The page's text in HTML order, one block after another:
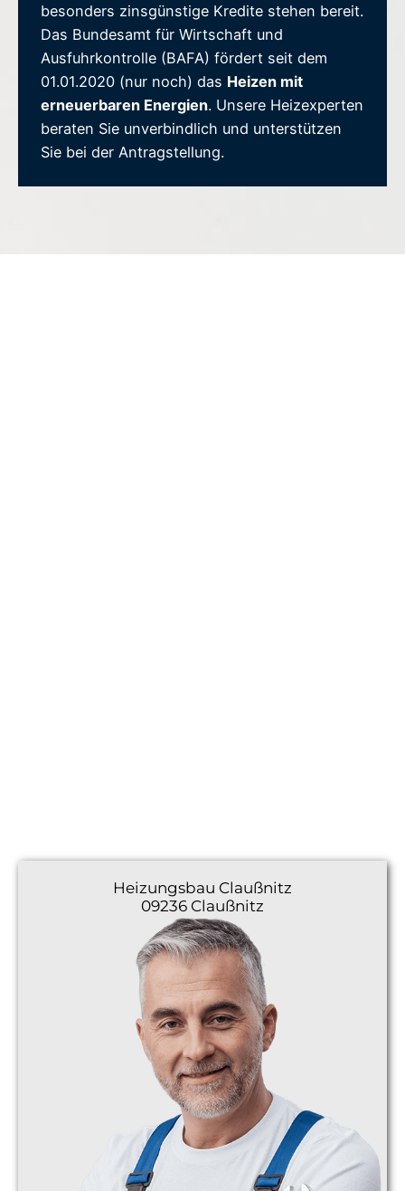
besonders zinsgünstige Kredite stehen bereit.
Das Bundesamt für Wirtschaft und
Ausfuhrkontrolle (BAFA) fördert seit dem
01.01.2020 (nur noch) das Heizen mit
erneuerbaren Energien. Unsere Heizexperten
beraten Sie unverbindlich und unterstützen
Sie bei der Antragstellung.
Heizungsbau Claußnitz
09236 Claußnitz